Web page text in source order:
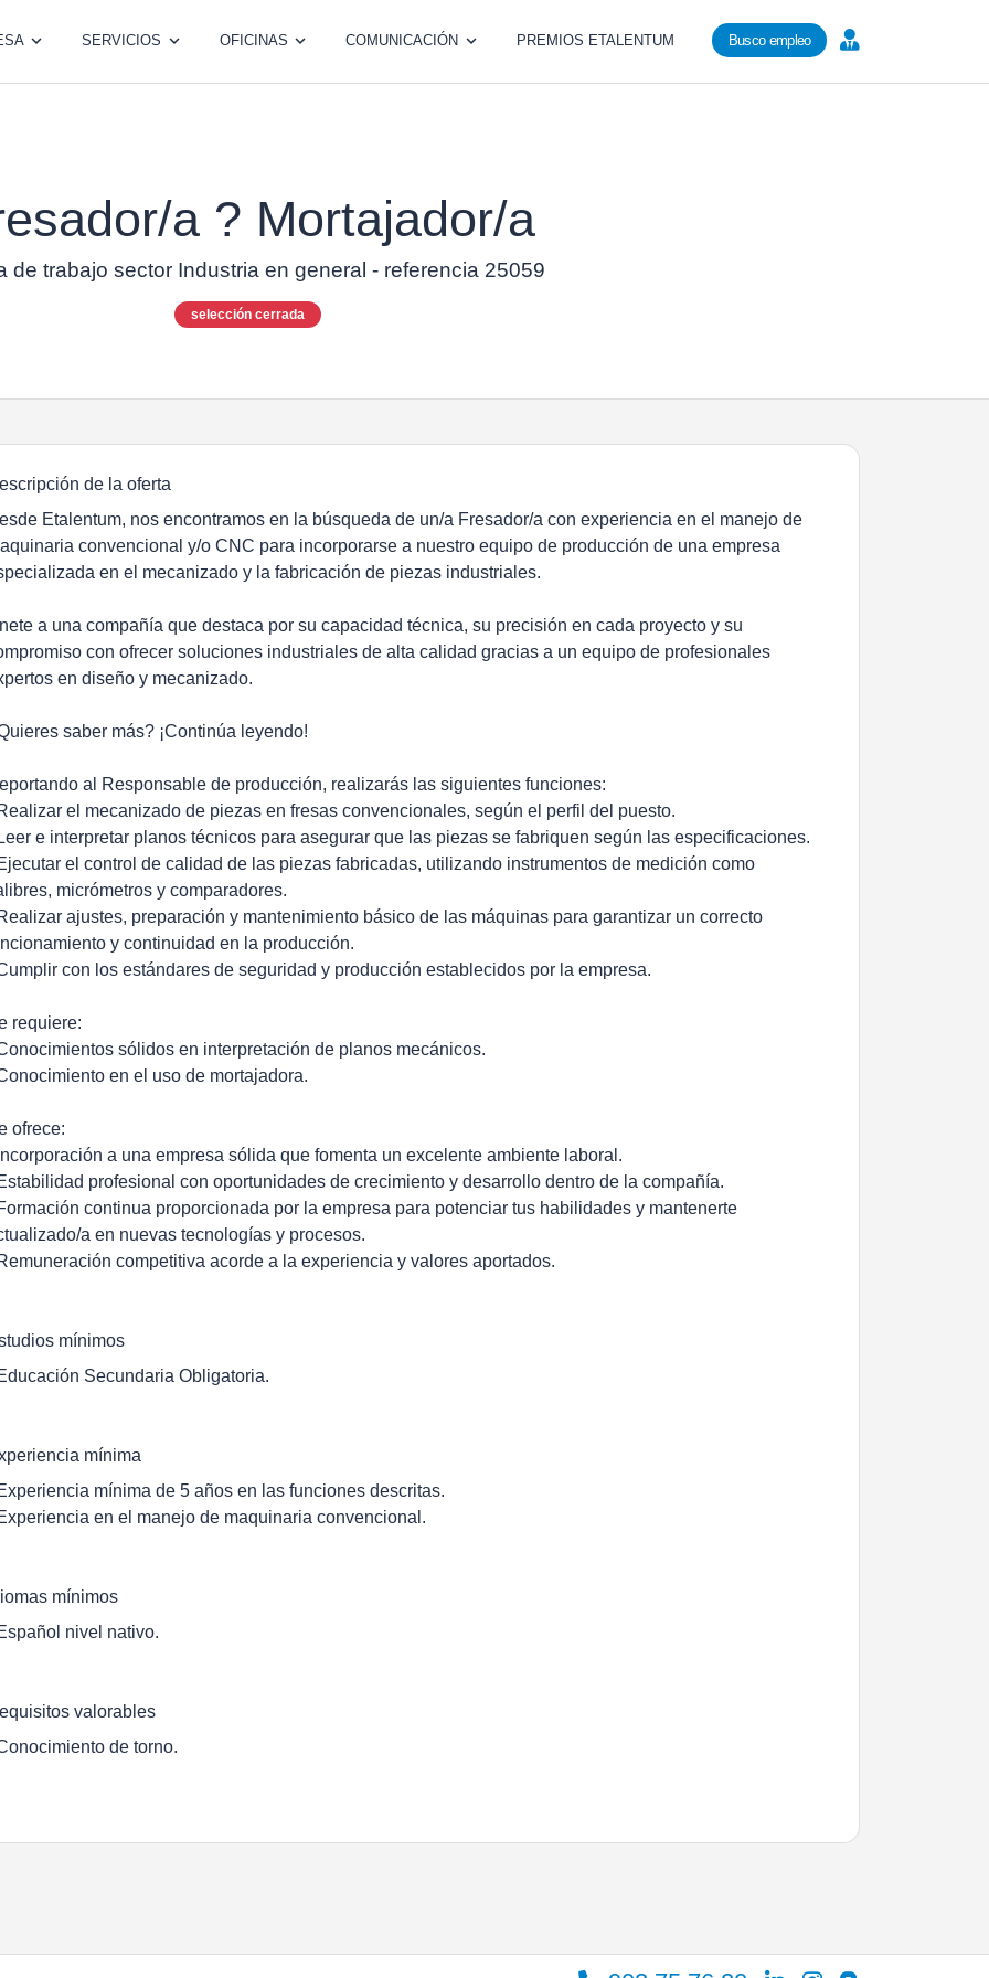
SERVICIOS OFICINAS COMUNICACIÓN PREMIOS ETALENTUM Busco empleo
a ? Mortajador/a
de trabajo sector Industria en general - referencia 25059
selección cerrada
de la oferta
Etalentum, nos encontramos en la búsqueda de un/a Fresador/a con experiencia en el manejo de
convencional y/o CNC para incorporarse a nuestro equipo de producción de una empresa
en el mecanizado y la fabricación de piezas industriales.
a una compañía que destaca por su capacidad técnica, su precisión en cada proyecto y su
con ofrecer soluciones industriales de alta calidad gracias a un equipo de profesionales
en diseño y mecanizado.
saber más? ¡Continúa leyendo!
al Responsable de producción, realizarás las siguientes funciones:
el mecanizado de piezas en fresas convencionales, según el perfil del puesto.
e interpretar planos técnicos para asegurar que las piezas se fabriquen según las especificaciones.
el control de calidad de las piezas fabricadas, utilizando instrumentos de medición como
micrómetros y comparadores.
ajustes, preparación y mantenimiento básico de las máquinas para garantizar un correcto
y continuidad en la producción.
con los estándares de seguridad y producción establecidos por la empresa.
requiere:
sólidos en interpretación de planos mecánicos.
en el uso de mortajadora.
ofrece:
a una empresa sólida que fomenta un excelente ambiente laboral.
profesional con oportunidades de crecimiento y desarrollo dentro de la compañía.
continua proporcionada por la empresa para potenciar tus habilidades y mantenerte
a en nuevas tecnologías y procesos.
competitiva acorde a la experiencia y valores aportados.
mínimos
Secundaria Obligatoria.
mínima
mínima de 5 años en las funciones descritas.
en el manejo de maquinaria convencional.
mínimos
nivel nativo.
valorables
de torno.